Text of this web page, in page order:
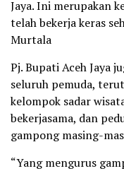
Jaya. Ini merupakan
telah bekerja keras
Murtala
Pj. Bupati Aceh Jaya
seluruh pemuda,
kelompok sadar
bekerjasama, dan
gampong masing-
“Yang mengurus